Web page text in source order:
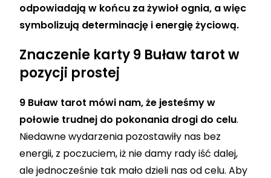
odpowiadają w końcu za żywioł ognia, a więc
symbolizują determinację i energię życiową.
Znaczenie karty 9 Buław tarot w
pozycji prostej
9 Buław tarot mówi nam, że jesteśmy w
połowie trudnej do pokonania drogi do celu.
Niedawne wydarzenia pozostawiły nas bez
energii, z poczuciem, iż nie damy rady iść dalej,
ale jednocześnie tak mało dzieli nas od celu. Aby